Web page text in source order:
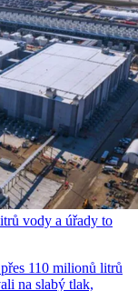
vody a úřady to
110 milionů litrů
na slabý tlak,